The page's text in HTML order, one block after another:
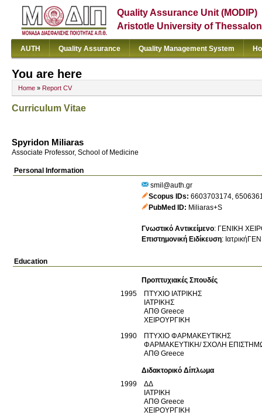
Quality Assurance Unit (MODIP)
Aristotle University of
AUTH Quality Assurance Quality Management System
You are here
Home » Report CV
Curriculum Vitae
Spyridon Miliaras
Associate Professor, School of Medicine
Personal Information
smil@auth.gr
Scopus IDs 6603703174,
PubMed ID
Miliaras+S
Γνωστικό Αντικείμενο: ΓΕΝΙΚΗ
Επιστημονική Ειδίκευση:
Education
Προπτυχιακές Σπουδές
1995
ΠΤΥΧΙΟ ΙΑΤΡΙΚΗΣ
ΙΑΤΡΙΚΗΣ
ΑΠΘ Greece
ΧΕΙΡΟΥΡΓΙΚΗ
1990
ΠΤΥΧΙΟ ΦΑΡΜΑΚΕΥΤΙΚΗΣ
ΦΑΡΜΑΚΕΥΤΙΚΗ/ ΣΧΟΛΗ
ΑΠΘ Greece
Διδακτορικό Δίπλωμα
1999
ΔΔ
ΙΑΤΡΙΚΗ
ΑΠΘ Greece
ΧΕΙΡΟΥΡΓΙΚΗ